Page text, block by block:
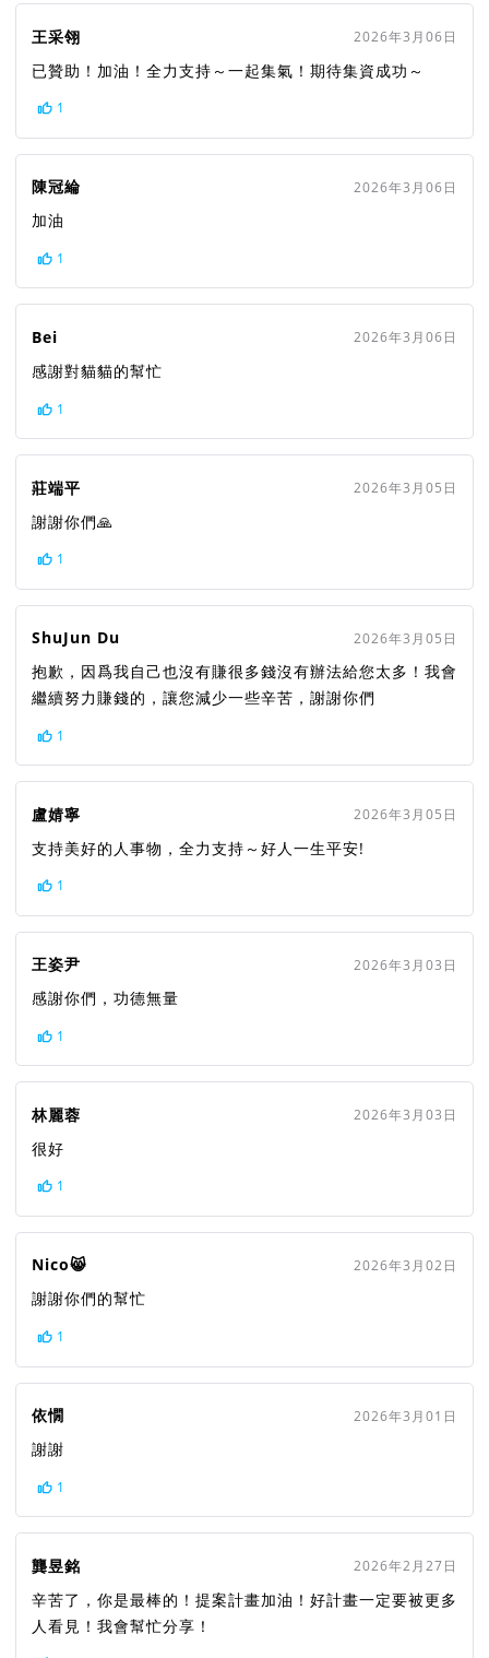
王采翎 2026年3月06日
已贊助！加油！全力支持～一起集氣！期待集資成功～
1
陳冠綸 2026年3月06日
加油
1
Bei 2026年3月06日
感謝對貓貓的幫忙
1
莊端平 2026年3月05日
謝謝你們🙏
1
ShuJun Du 2026年3月05日
抱歉，因爲我自己也沒有賺很多錢沒有辦法給您太多！我會
繼續努力賺錢的，讓您減少一些辛苦，謝謝你們
1
盧婧寧 2026年3月05日
支持美好的人事物，全力支持～好人一生平安!
1
王姿尹 2026年3月03日
感謝你們，功德無量
1
林麗蓉 2026年3月03日
很好
1
Nico😸 2026年3月02日
謝謝你們的幫忙
1
依憪 2026年3月01日
謝謝
1
龔昱銘 2026年2月27日
辛苦了，你是最棒的！提案計畫加油！好計畫一定要被更多
人看見！我會幫忙分享！